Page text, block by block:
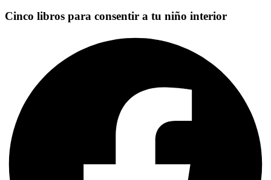
Cinco libros para consentir a tu niño interior